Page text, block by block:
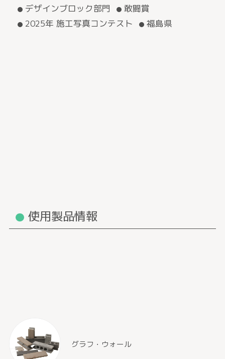
デザインブロック部門
敢闘賞
2025年 施工写真コンテスト
福島県
使用製品情報
グラフ・ウォール